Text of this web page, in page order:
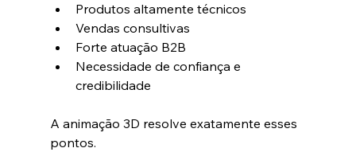
Produtos altamente técnicos
Vendas consultivas
Forte atuação B2B
Necessidade de confiança e
credibilidade
A animação 3D resolve exatamente esses
pontos.